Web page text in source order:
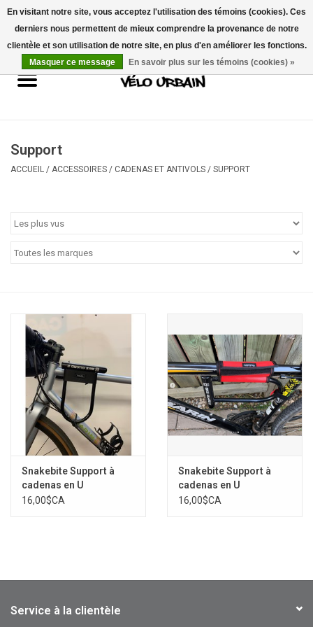
USD/CAD 0 Articles - 0,00$CA
Vélos neufs
Mécanique
Idées Cadeaux
Support
ACCUEIL / ACCESSOIRES / CADENAS ET ANTIVOLS / SUPPORT
Snakebite Support à
cadenas en U
16,00$CA
Snakebite Support à
cadenas en U
16,00$CA
Service à la clientèle
En visitant notre site, vous acceptez l'utilisation des témoins (cookies). Ces
derniers nous permettent de mieux comprendre la provenance de notre
clientèle et son utilisation de notre site, en plus d'en améliorer les fonctions.
Masquer ce message
En savoir plus sur les témoins (cookies) »